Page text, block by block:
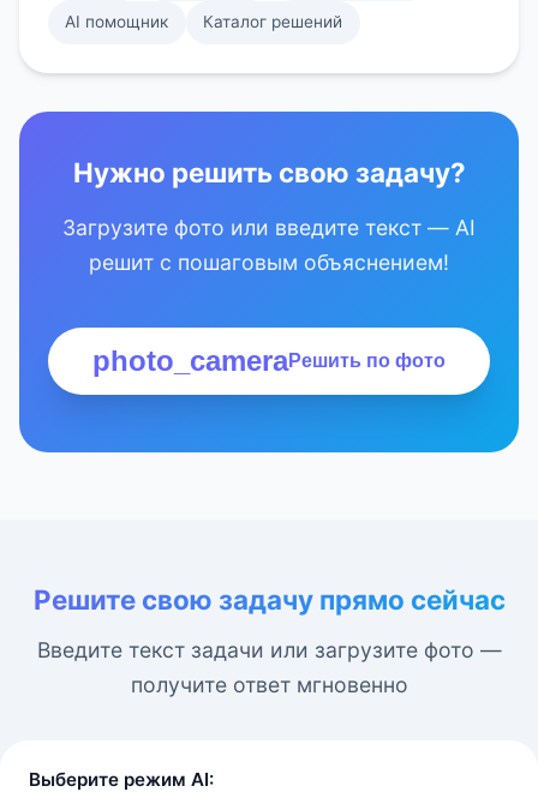
AI помощник Каталог решений
Нужно решить свою задачу?
Загрузите фото или введите текст — AI
решит с пошаговым объяснением!
photo_cameraРешить по фото
Решите свою задачу прямо сейчас
Введите текст задачи или загрузите фото —
получите ответ мгновенно
Выберите режим AI: